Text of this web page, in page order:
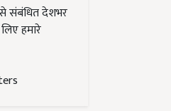
संबंधित देशभर
हमारे